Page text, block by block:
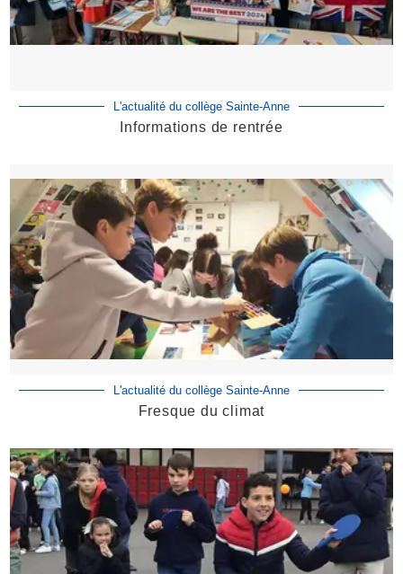
L'actualité du collège Sainte-Anne
Informations de rentrée
L'actualité du collège Sainte-Anne
Fresque du climat